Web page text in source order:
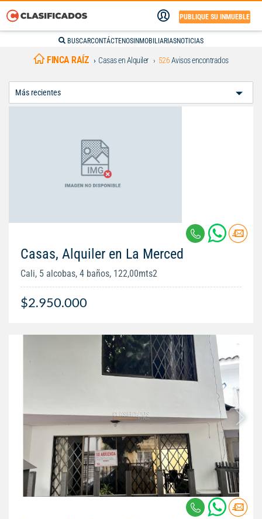
PUBLIQUE SU INMUEBLE
BUSCARCONTÁCTENOS INMOBILIARIASNOTICIAS
FINCA RAÍZ Casas en Alquiler 526Avisos encontrados
Casas, Alquiler en La Merced
Cali, 5 alcobas, 4 baños, 122,00mts2
$2.950.000